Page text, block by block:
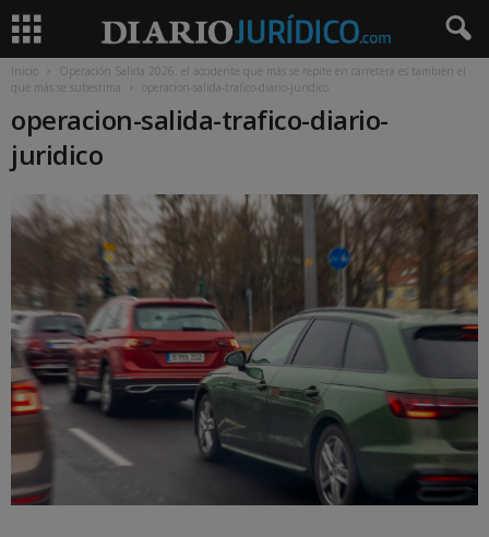
Inicio
Operación Salida 2026: el accidente que más se repite en carretera es también el
que más se subestima
operacion-salida-trafico-diario-juridico
operacion-salida-trafico-diario-
juridico